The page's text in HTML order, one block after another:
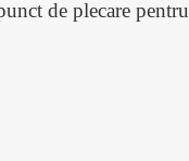
de plecare